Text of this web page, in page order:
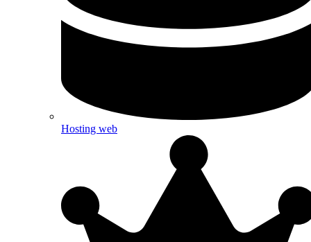
Hosting web